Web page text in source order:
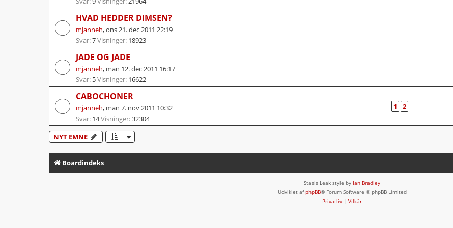
HVAD HEDDER DIMSEN?
mjanneh,ons 21. dec 2011 22:19
Svar:7Visninger: 18923
JADE OG JADE
mjanneh, man 12. dec 2011 16:17
Svar: 5Visninger: 16622
CABOCHONER
mjanneh, man 7. nov 2011 10:32
Svar: 14Visninger:32304
1 2
NYT EMNE
Boardindeks
Stasis Leak style by Ian Bradley
Udviklet afphpBB® Forum Software © phpBB Limited
Privatliv | Vilkår